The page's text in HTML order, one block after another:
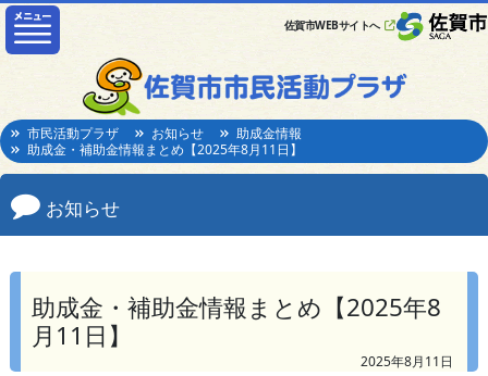
佐賀市WEBサイトへ
市民活動プラザ お知らせ
助成金情報
助成金・補助金情報まとめ【2025年8月11日】
お知らせ
助成金・補助金情報まとめ【2025年8
月11日】
2025年8月11日